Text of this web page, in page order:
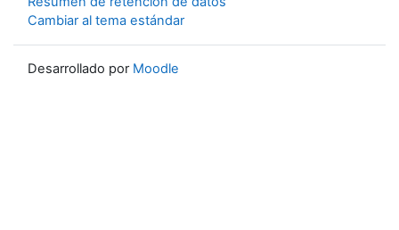
Cambiar al tema estándar
Desarrollado por Moodle